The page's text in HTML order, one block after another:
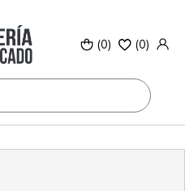
(0) (0)